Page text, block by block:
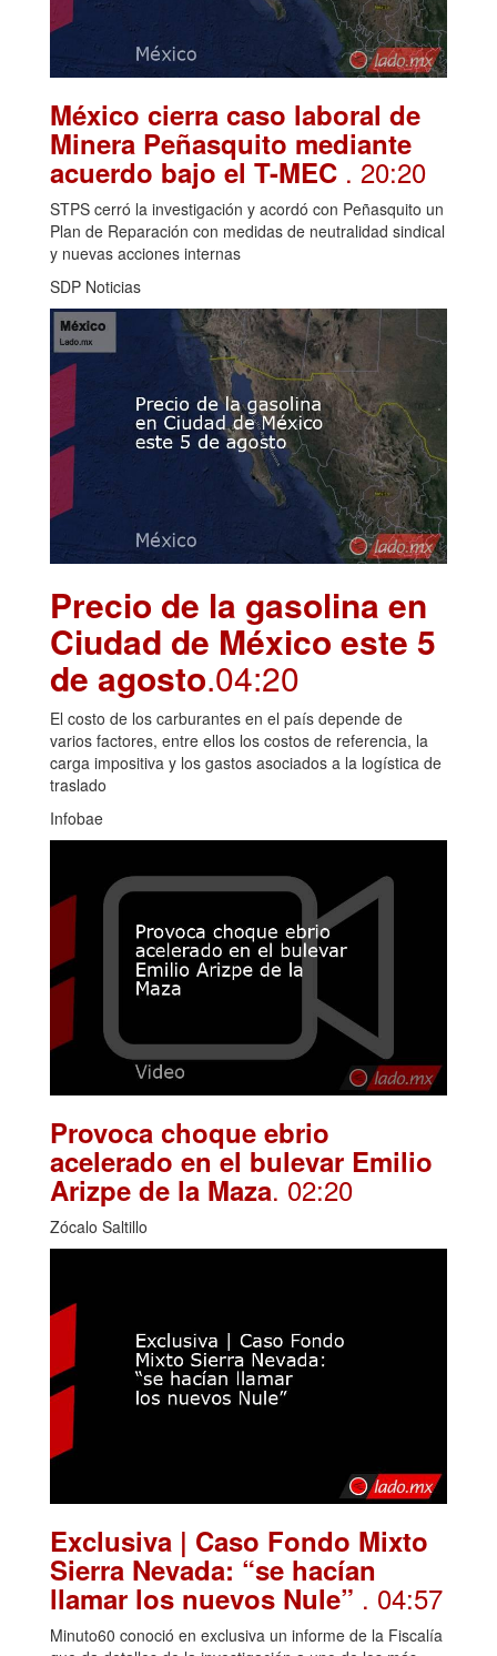
México cierra caso laboral de
Minera Peñasquito mediante
acuerdo bajo el T-MEC . 20:20
STPS cerró la investigación y acordó con Peñasquito un
Plan de Reparación con medidas de neutralidad sindical
y nuevas acciones internas
SDP Noticias
Precio de la gasolina en
Ciudad de México este 5
de agosto.04:20
El costo de los carburantes en el país depende de
varios factores, entre ellos los costos de referencia, la
carga impositiva y los gastos asociados a la logística de
traslado
Infobae
Provoca choque ebrio
acelerado en el bulevar Emilio
Arizpe de la Maza. 02:20
Zócalo Saltillo
Exclusiva | Caso Fondo Mixto
Sierra Nevada: “se hacían
llamar los nuevos Nule” . 04:57
Minuto60 conoció en exclusiva un informe de la Fiscalía